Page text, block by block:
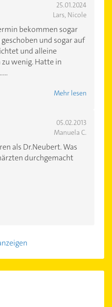
25.01.2024
Lars, Nicole
bekommen sogar
und sogar auf
und alleine
zu wenig. Hatte in
Mehr lesen
05.02.2013
Manuela C.
als Dr.Neubert. Was
durchgemacht